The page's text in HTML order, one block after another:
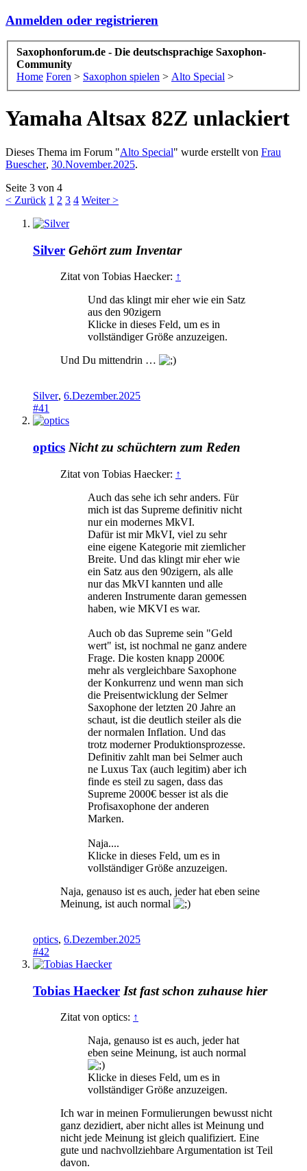
Anmelden oder registrieren
Saxophonforum.de - Die deutschsprachige Saxophon-
Community
Home Foren > Saxophon spielen > Alto Special >
Yamaha Altsax 82Z unlackiert
Dieses Thema im Forum "Alto Special" wurde erstellt von Frau
Buescher, 30.November.2025.
Seite 3 von 4
< Zurück 1 2 3 4 Weiter >
Silver Gehört zum Inventar
Zitat von Tobias Haecker: ↑
Und das klingt mir eher wie ein Satz
aus den 90zigern
Klicke in dieses Feld, um es in
vollständiger Größe anzuzeigen.
Und Du mittendrin …
Silver, 6.Dezember.2025
#41
optics Nicht zu schüchtern zum Reden
Zitat von Tobias Haecker: ↑
Auch das sehe ich sehr anders. Für
mich ist das Supreme definitiv nicht
nur ein modernes MkVI.
Dafür ist mir MkVI, viel zu sehr
eine eigene Kategorie mit ziemlicher
Breite. Und das klingt mir eher wie
ein Satz aus den 90zigern, als alle
nur das MkVI kannten und alle
anderen Instrumente daran gemessen
haben, wie MKVI es war.
Auch ob das Supreme sein "Geld
wert" ist, ist nochmal ne ganz andere
Frage. Die kosten knapp 2000€
mehr als vergleichbare Saxophone
der Konkurrenz und wenn man sich
die Preisentwicklung der Selmer
Saxophone der letzten 20 Jahre an
schaut, ist die deutlich steiler als die
der normalen Inflation. Und das
trotz moderner Produktionsprozesse.
Definitiv zahlt man bei Selmer auch
ne Luxus Tax (auch legitim) aber ich
finde es steil zu sagen, dass das
Supreme 2000€ besser ist als die
Profisaxophone der anderen
Marken.
Naja....
Klicke in dieses Feld, um es in
vollständiger Größe anzuzeigen.
Naja, genauso ist es auch, jeder hat eben seine
Meinung, ist auch normal
optics, 6.Dezember.2025
#42
Tobias Haecker Ist fast schon zuhause hier
Zitat von optics: ↑
Naja, genauso ist es auch, jeder hat
eben seine Meinung, ist auch normal
Klicke in dieses Feld, um es in
vollständiger Größe anzuzeigen.
Ich war in meinen Formulierungen bewusst nicht
ganz dezidiert, aber nicht alles ist Meinung und
nicht jede Meinung ist gleich qualifiziert. Eine
gute und nachvollziehbare Argumentation ist Teil
davon.